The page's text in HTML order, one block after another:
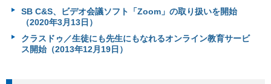
SB C&S、ビデオ会議ソフト「Zoom」の取り扱いを開始
（2020年3月13日）
クラスドゥ／生徒にも先生にもなれるオンライン教育サービ
ス開始（2013年12月19日）